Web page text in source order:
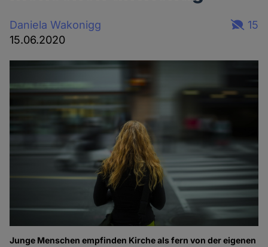
Daniela Wakonigg
15.06.2020
15
Junge Menschen empfinden Kirche als fern von der eigenen